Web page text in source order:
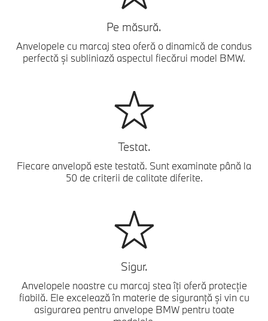
Pe măsură.
Anvelopele cu marcaj stea oferă o dinamică de condus
perfectă și subliniază aspectul fiecărui model BMW.
Testat.
Fiecare anvelopă este testată. Sunt examinate până la
50 de criterii de calitate diferite.
Sigur.
Anvelopele noastre cu marcaj stea îți oferă protecție
fiabilă. Ele excelează în materie de siguranță și vin cu
asigurarea pentru anvelope BMW pentru toate